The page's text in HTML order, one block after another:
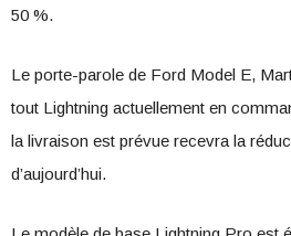
50 %.
Le porte-parole de Ford Model E,
tout Lightning actuellement en
la livraison est prévue recevra la
d’aujourd’hui.